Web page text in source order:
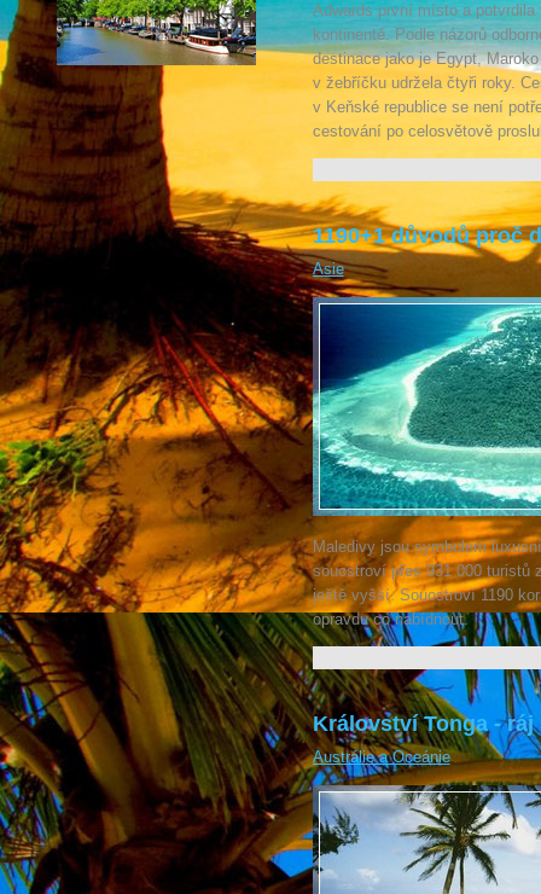
Adwards první místo a
kontinentě. Podle názorů
destinace jako je Egypt,
v žebříčku udržela čtyři roky.
v Keňské republice se není
cestování po celosvětově
1190+1 důvodů proč
Asie
Maledivy jsou symbolem
souostroví přes 931 000 turistů
ještě vyšší. Souostroví 1190
opravdu co nabídnout.
Království Tonga -
Austrálie a Oceánie